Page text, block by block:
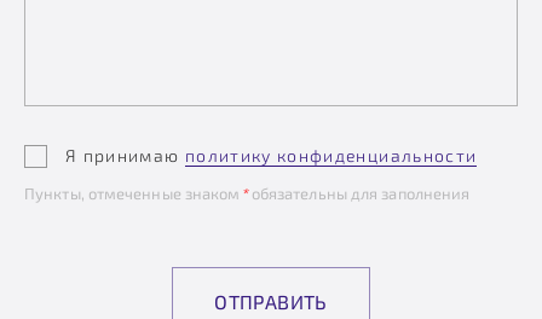
Я принимаю политику конфиденциальности
Пункты, отмеченные знаком *обязательны для заполнения
ОТПРАВИТЬ